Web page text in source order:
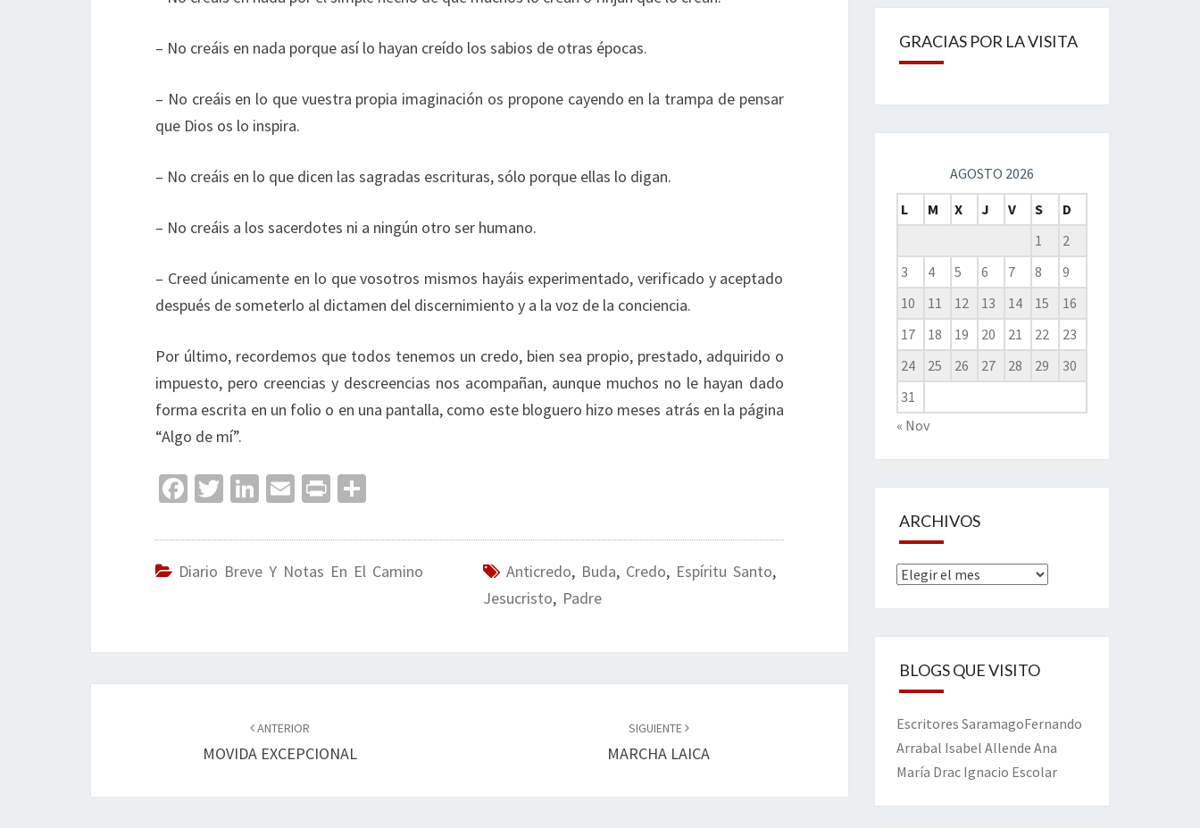
– No creáis en nada porque así lo hayan creído los sabios de otras épocas.
– No creáis en lo que vuestra propia imaginación os propone cayendo en la trampa de pensar
que Dios os lo inspira.
– No creáis en lo que dicen las sagradas escrituras, sólo porque ellas lo digan.
– No creáis a los sacerdotes ni a ningún otro ser humano.
– Creed únicamente en lo que vosotros mismos hayáis experimentado, verificado y aceptado
después de someterlo al dictamen del discernimiento y a la voz de la conciencia.
Por último, recordemos que todos tenemos un credo, bien sea propio, prestado, adquirido o
impuesto, pero creencias y descreencias nos acompañan, aunque muchos no le hayan dado
forma escrita en un folio o en una pantalla, como este bloguero hizo meses atrás en la página
“Algo de mí”.
Fa
b
o
T
tt
er
Li
ke
dI
E
ai
l
Pr
t
m
p
Diario Breve Y Notas En El Camino Anticredo, Buda, Credo, Espíritu Santo,
Jesucristo, Padre
ANTERIOR
MOVIDA EXCEPCIONAL
SIGUIENTE
MARCHA LAICA
GRACIAS POR LA VISITA
AGOSTO 2026
L
M X J V S
D
1
2
3
4 5 6 7 8
9
10
11 12 13 14 15
16
17
18 19 20 21 22
23
24
25 26 27 28 29
30
31
« Nov
ARCHIVOS
Archivos
BLOGS QUE VISITO
Escritores SaramagoFernando
Arrabal Isabel Allende Ana
María Drac Ignacio Escolar